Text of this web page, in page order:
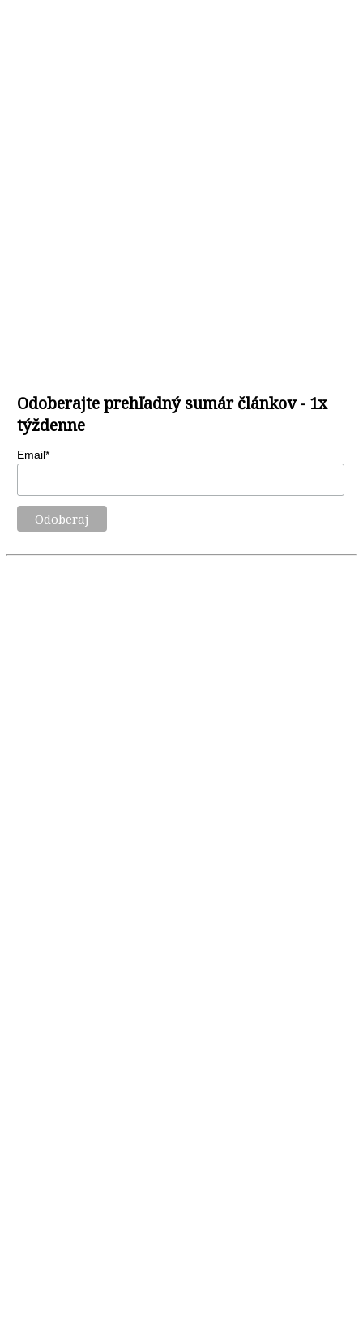
Odoberajte prehľadný sumár článkov - 1x
týždenne
Email*